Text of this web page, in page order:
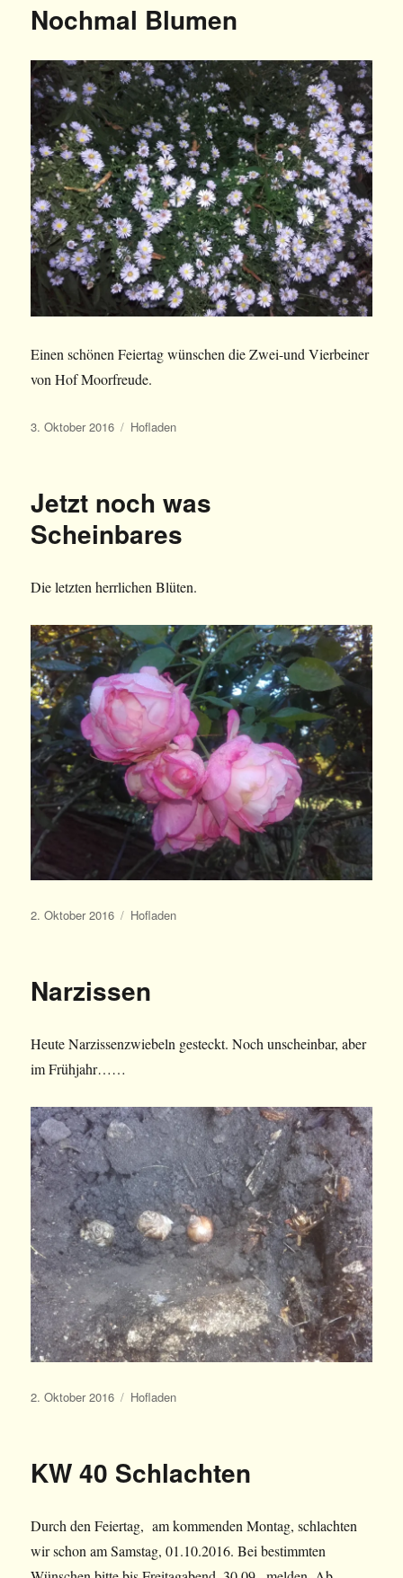
Nochmal Blumen
Einen schönen Feiertag wünschen die Zwei-und Vierbeiner
von Hof Moorfreude.
Veröffentlicht
3. Oktober 2016 Kategorien
Hofladen
Jetzt noch was
Scheinbares
Die letzten herrlichen Blüten.
Veröffentlicht
2. Oktober 2016 Kategorien
Hofladen
Narzissen
Heute Narzissenzwiebeln gesteckt. Noch unscheinbar, aber
im Frühjahr……
Veröffentlicht
2. Oktober 2016 Kategorien
Hofladen
KW 40 Schlachten
Durch den Feiertag, am kommenden Montag, schlachten
wir schon am Samstag, 01.10.2016. Bei bestimmten